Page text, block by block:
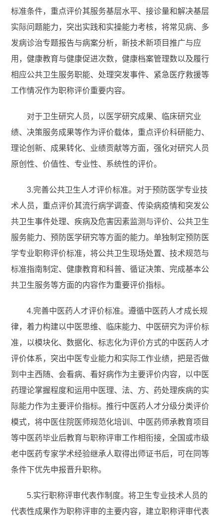
标准条件，重点评价其服务基层水平、接诊量和解决基层
实际问题能力，突出实践和实操能力考核，将常见病、多
发病诊治专题报告与病案分析，新技术新项目推广与应
用，健康教育与健康促进次数，健康档案管理数以及履行
相应公共卫生服务职能、处理突发事件、紧急医疗救援等
工作情况作为职称评价重要内容。
对于卫生研究人员，以医学研究成果、临床研究业
绩、决策服务成果等作为评价载体，重点评价科研能力、
理论创新、成果转化、业绩贡献等方面，强化对研究人员
原创性、价值性、专业性、系统性的评价。
3.完善公共卫生人才评价标准。对于预防医学专业技
术人员，重点评价其流行病学调查、传染病疫情和突发公
共卫生事件处理、疾病及危害因素监测与评价、公共卫生
服务能力、预防医学研究等方面的能力。单独制定预防医
学专业职称评价标准，将公共卫生现场处置、技术规范与
标准指南制定、健康教育和科普、循证决策、完成基本公
共卫生服务等方面的内容作为重要评价指标。
4.完善中医药人才评价标准。遵循中医药人才成长规
律，着力构建以中医思维、临床能力、中医研究为评价标
准，以模块化、数据化、标志化为评价方式的中医药人才
评价体系，突出中医专业能力和实际工作业绩，把是否做
到中主西随、会看病、看好病作为主要评价内容，以中医
药理论掌握程度和运用中医理、法、方、药处理疾病的实
际能力作为主要评价指标。推行中医药人才分级分类评价
模式，将中医住院医师规范化培训、中医药师承教育项目
等中医药毕业后教育与职称评审工作相衔接，全国或市级
老中医药专家学术经验继承人取得出师证书后，可在同等
条件下优先申报晋升职称。
5.实行职称评审代表作制度。将卫生专业技术人员的
代表性成果作为职称评审的主要内容，建立职称评审代表